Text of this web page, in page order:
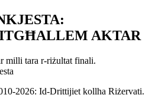
AKTAR
milli tara r-riżultat finali.
2026: Id-Drittijiet kollha Riżervati.